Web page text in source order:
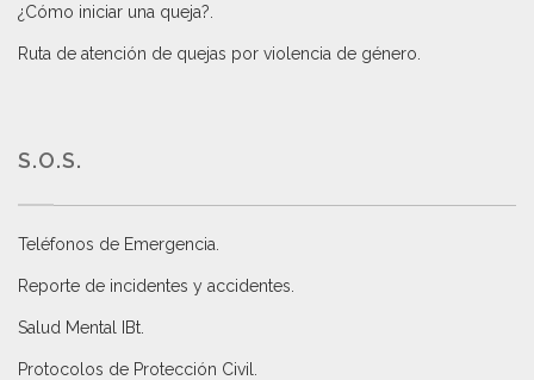
¿Cómo iniciar una queja?
Ruta de atención de quejas por violencia de género
S.O.S.
Teléfonos de Emergencia.
Reporte de incidentes y accidentes
Salud Mental IBt
Protocolos de Protección Civil